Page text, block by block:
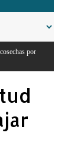
Comandante